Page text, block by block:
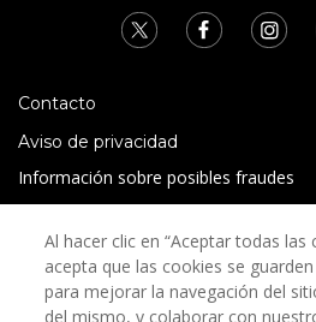
Contacto
Aviso de privacidad
Información sobre posibles fraudes
Términos y condiciones
Al hacer clic en “Aceptar todas las
acepta que las cookies se
para mejorar la navegación del
del mismo, y colaborar con